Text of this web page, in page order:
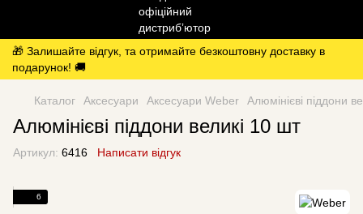
🎁 Залишайте відгук, та отримайте безкоштовну доставку в
подарунок! 🚚
Каталог Аксесуари Аксесуари Weber Алюмінієві піддони
Алюмінієві піддони великі 10 шт
Артикул: 6416 Написати відгук
6